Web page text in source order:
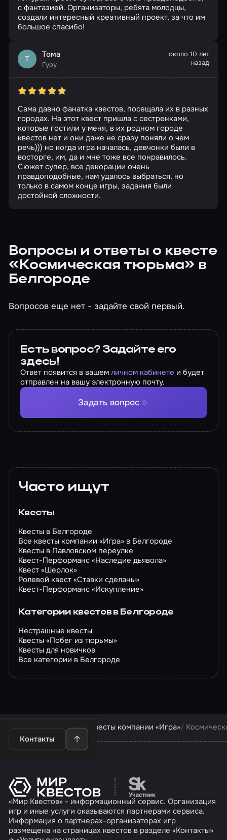
с фантазией. Организаторы, ребята молодцы,
создали интересный креативный проект, за что им
большое спасибо!
Т Тома
Гуру
около 10 лет
назад
Сама давно фанатка квестов, посещала их в разных
городах. На этот квест пришла с сестренками,
которые гостили у меня, в их родном городе
квестов нет и они даже не сразу поняли о чем
речь))) но когда игра началась, девчонки были в
восторге, им, да и мне тоже все понравилось.
Сюжет супер, все декорации очень
правдоподобные, нам удалось выбраться, но
только в самом конце игры, задания были
достойной сложности.
Вопросы и ответы о квесте
«Космическая тюрьма» в
Белгороде
Вопросов еще нет - задайте свой первый.
Есть вопрос? Задайте его
здесь!
Ответ появится в вашемличном кабинете и будет
отправлен на вашу электронную почту.
Задать вопрос
Часто ищут
Квесты
Квесты в Белгороде
Все квесты компании «Игра» в Белгороде
Квесты в Павловском переулке
Квест-Перформанс «Наследие дьявола»
Квест «Шерлок»
Ролевой квест «Ставки сделаны»
Квест-Перформанс «Искупление»
Категории квестов в Белгороде
Нестрашные квесты
Квесты «Побег из тюрьмы»
Квесты для новичков
Все категории в Белгороде
Контакты
Квесты в Белгороде Квесты компании «Игра»
Перейти на сайт
«Мир Квестов» - информационный сервис. Организация
игр и иные услуги оказываются партнерами сервиса.
Информация о партнерах-организаторах игр
размещена на страницах квестов в разделе «Контакты»